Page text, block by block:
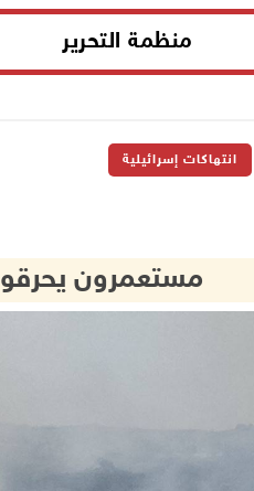
منظمة التحرير
انتهاكات إسرائيلية
مستعمرون